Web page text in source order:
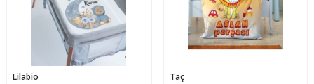
Lilabio
Taç